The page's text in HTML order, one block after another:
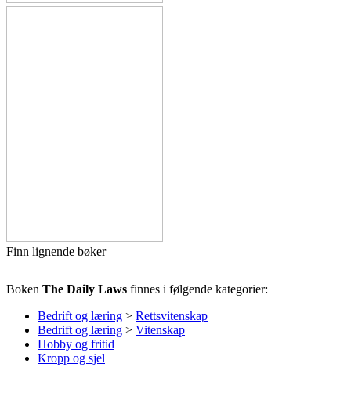
Finn lignende bøker
Boken The Daily Laws finnes i følgende kategorier:
Bedrift og læring > Rettsvitenskap
Bedrift og læring > Vitenskap
Hobby og fritid
Kropp og sjel